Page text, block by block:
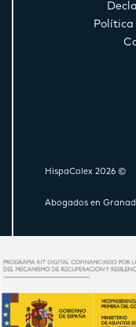
Política
HispaColex 2026 ©
Abogados en